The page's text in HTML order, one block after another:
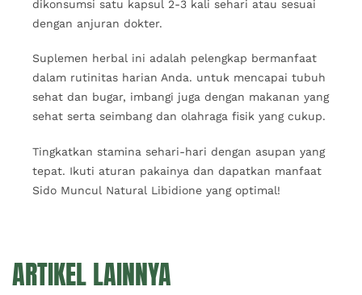
dikonsumsi satu kapsul 2-3 kali sehari atau sesuai
dengan anjuran dokter.
Suplemen herbal ini adalah pelengkap bermanfaat
dalam rutinitas harian Anda. untuk mencapai tubuh
sehat dan bugar, imbangi juga dengan makanan yang
sehat serta seimbang dan olahraga fisik yang cukup.
Tingkatkan stamina sehari-hari dengan asupan yang
tepat. Ikuti aturan pakainya dan dapatkan manfaat
Sido Muncul Natural Libidione yang optimal!
ARTIKEL LAINNYA